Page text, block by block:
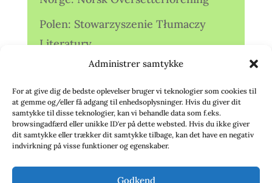
Administrer samtykke
For at give dig de bedste oplevelser bruger vi teknologier som cookies til
at gemme og/eller få adgang til enhedsoplysninger. Hvis du giver dit
samtykke til disse teknologier, kan vi behandle data som f.eks.
browsingadfærd eller unikke ID'er på dette websted. Hvis du ikke giver
dit samtykke eller trækker dit samtykke tilbage, kan det have en negativ
indvirkning på visse funktioner og egenskaber.
Godkend
Polen: Stowarzyszenie Tłumaczy
Literatury
Storbritannien: Translators
Association (TA)
Sverige: Översättarsektionen (Ö.)
Sverige: Översättarcentrum (ÖC)